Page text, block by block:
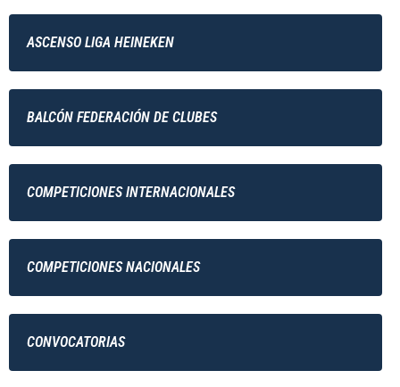
ASCENSO LIGA HEINEKEN
BALCÓN FEDERACIÓN DE CLUBES
COMPETICIONES INTERNACIONALES
COMPETICIONES NACIONALES
CONVOCATORIAS